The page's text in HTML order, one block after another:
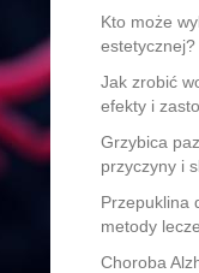
Kto może
Jak zrobić
efekty i
Grzybica
przyczyny i
Przepuklina
metody
Choroba